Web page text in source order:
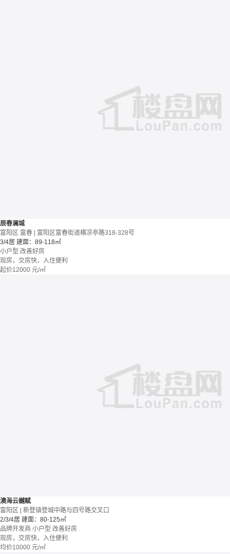
辰春澜城
富阳区 富春 | 富阳区富春街道横凉亭路318-328号
3/4居 建面：89-118㎡
小户型 改善好房
现房，交房快，入住便利
起价12000 元/㎡
澳海云樾赋
富阳区 | 新登镇登城中路与四号路交叉口
2/3/4居 建面：80-125㎡
品牌开发商 小户型 改善好房
现房，交房快，入住便利
均价10000 元/㎡